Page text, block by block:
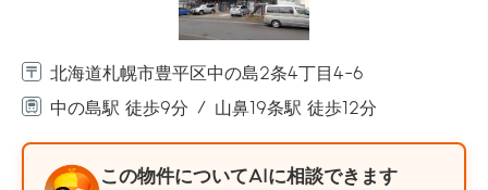
北海道札幌市豊平区中の島2条4丁目4-6
中の島駅 徒歩9分
山鼻19条駅 徒歩12分
この物件についてAIに相談できます